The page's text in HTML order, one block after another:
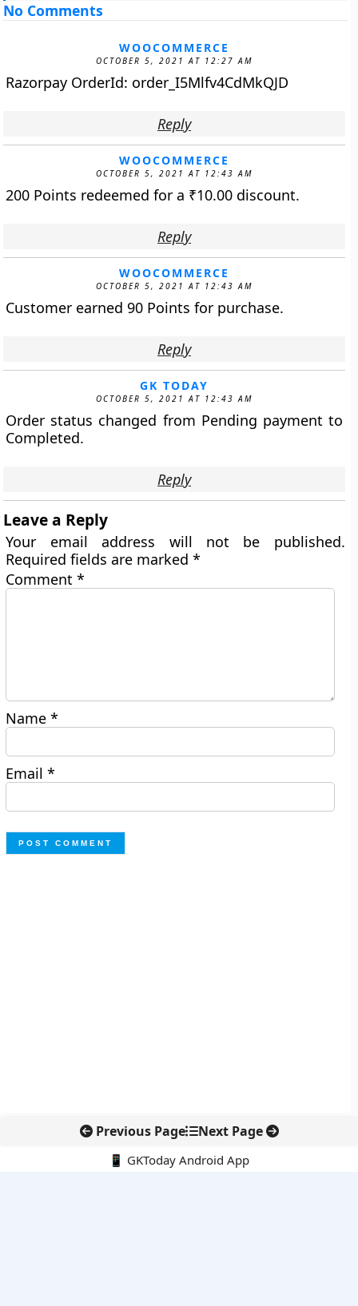
No Comments
WOOCOMMERCE
OCTOBER 5, 2021 AT 12:27 AM
Razorpay OrderId: order_I5Mlfv4CdMkQJD
Reply
WOOCOMMERCE
OCTOBER 5, 2021 AT 12:43 AM
200 Points redeemed for a ₹10.00 discount.
Reply
WOOCOMMERCE
OCTOBER 5, 2021 AT 12:43 AM
Customer earned 90 Points for purchase.
Reply
GK TODAY
OCTOBER 5, 2021 AT 12:43 AM
Order status changed from Pending payment to
Completed.
Reply
Leave a Reply
Your email address will not be published.
Required fields are marked*
Comment*
Name*
Email*
Previous Page Next Page
📱 GKToday Android App